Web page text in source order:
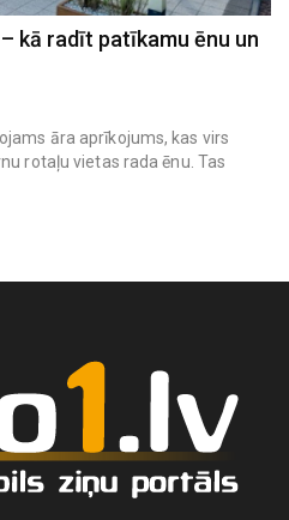
kā radīt patīkamu ēnu un
āra aprīkojums, kas virs
rotaļu vietas rada ēnu. Tas